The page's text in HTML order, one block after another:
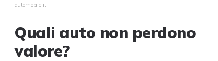
automobile.it
Quali auto non perdono
valore?